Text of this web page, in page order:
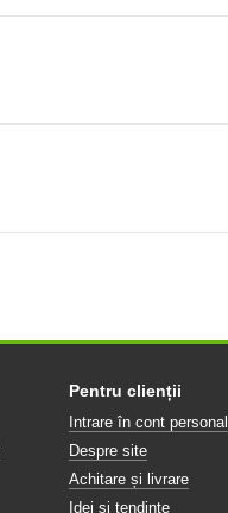
Pentru clienții
Intrare în cont personal
Despre site
Achitare și livrare
Idei și tendințe